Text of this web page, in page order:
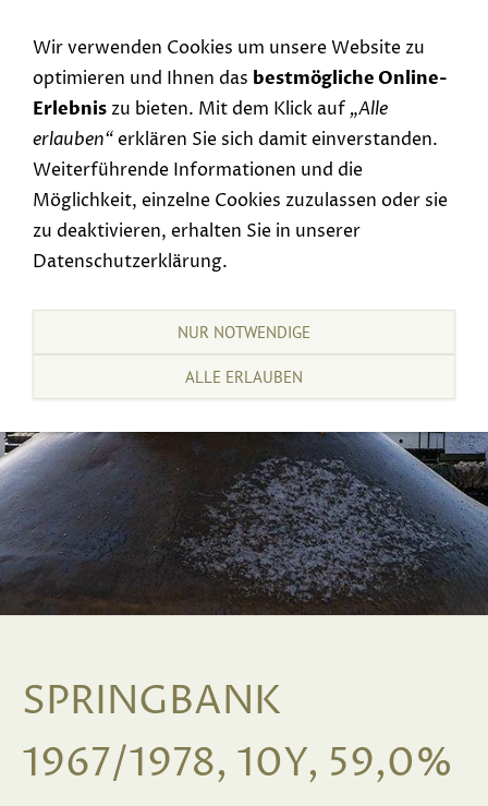
SPRINGBANK
1967/1978, 10Y, 59,0%
Wir verwenden Cookies um unsere Website zu
optimieren und Ihnen das bestmögliche Online-
Erlebniszu bieten. Mit dem Klick auf „Alle
erlauben“erklären Sie sich damit einverstanden.
Weiterführende Informationen und die
Möglichkeit, einzelne Cookies zuzulassen oder sie
zu deaktivieren, erhalten Sie in unserer
Datenschutzerklärung.
NUR NOTWENDIGE
ALLE ERLAUBEN